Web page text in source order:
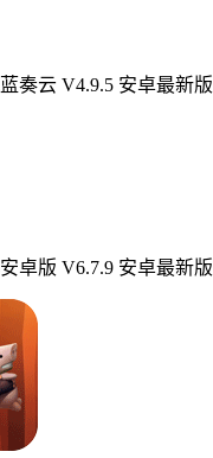
奏云 V4.9.5 安卓最新版
卓版 V6.7.9 安卓最新版